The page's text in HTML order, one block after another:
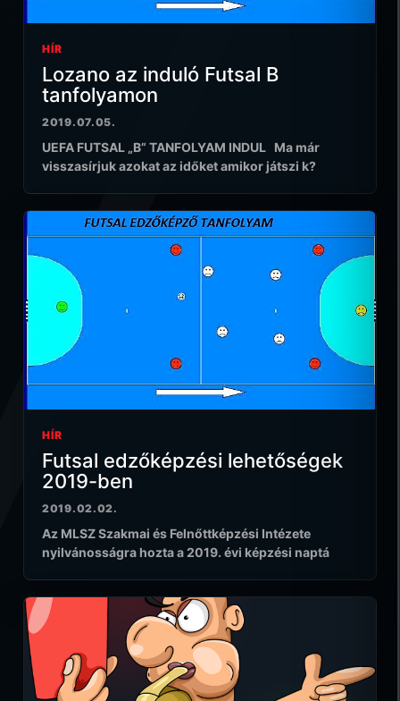
HÍR
Lozano az induló Futsal B
tanfolyamon
2019.07.05.
UEFA FUTSAL „B” TANFOLYAM INDUL Ma már
visszasírjuk azokat az időket amikor játszi k?
HÍR
Futsal edzőképzési lehetőségek
2019-ben
2019.02.02.
Az MLSZ Szakmai és Felnőttképzési Intézete
nyilvánosságra hozta a 2019. évi képzési naptá